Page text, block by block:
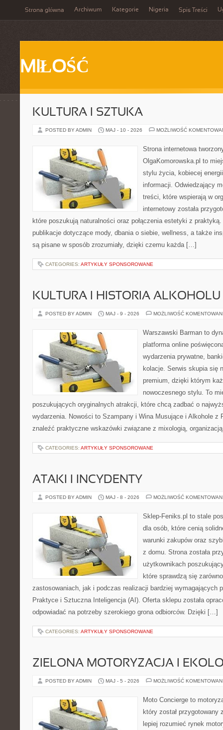
Strona główna Archiwum Kategorie Nigeria Spis Treści
MIŁOŚĆ
KULTURA I SZTUKA
POSTED BY ADMIN MAJ - 10 - 2026 MOŻLIWOŚĆ
Strona internetowa
OlgaKomorowska.pl to
stylu życia, kobiecej
informacji. Odwiedzający
treści, które wspierają w
internetowy została
które poszukują naturalności oraz połączenia estetyki z
publikacje dotyczące mody, dbania o siebie, wellness, a także
są pisane w sposób zrozumiały, dzięki czemu każda […]
CATEGORIES: ARTYKUŁY SPONSOROWANE
KULTURA I HISTORIA ALKOHOLU
POSTED BY ADMIN MAJ - 9 - 2026 MOŻLIWOŚĆ
Warszawski Barman to
platforma online
wydarzenia prywatne,
kolacje. Serwis skupia się
premium, dzięki którym
nowoczesnego stylu. To
poszukujących oryginalnych atrakcji, które chcą zadbać o
wydarzenia. Nowości to Szampany i Wina Musujące i Alkohole z
znaleźć praktyczne wskazówki związane z mixologią,
CATEGORIES: ARTYKUŁY SPONSOROWANE
ATAKI I INCYDENTY
POSTED BY ADMIN MAJ - 8 - 2026 MOŻLIWOŚĆ
Sklep-Feniks.pl to stale
dla osób, które cenią
warunki zakupów oraz
z domu. Strona została
użytkownikach
które sprawdzą się
zastosowaniach, jak i podczas realizacji bardziej wymagających
Praktyce i Sztuczna Inteligencja (AI). Oferta sklepu została
odpowiadać na potrzeby szerokiego grona odbiorców. Dzięki […]
CATEGORIES: ARTYKUŁY SPONSOROWANE
ZIELONA MOTORYZACJA I
POSTED BY ADMIN MAJ - 5 - 2026 MOŻLIWOŚĆ
Moto Concierge to
który został
lepiej rozumieć rynek